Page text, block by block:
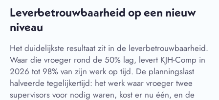
Leverbetrouwbaarheid op een nieuw
niveau
Het duidelijkste resultaat zit in de leverbetrouwbaarheid.
Waar die vroeger rond de 50% lag, levert KJH-Comp in
2026 tot 98% van zijn werk op tijd. De planningslast
halveerde tegelijkertijd: het werk waar vroeger twee
supervisors voor nodig waren, kost er nu één, en de